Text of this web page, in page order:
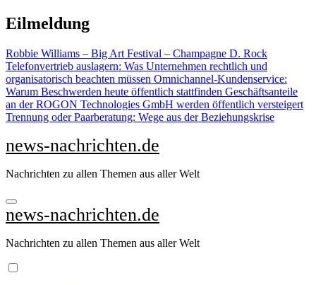
Zu
Inhalten
Eilmeldung
Robbie Williams – Big Art Festival – Champagne D. Rock
Telefonvertrieb auslagern: Was Unternehmen rechtlich und
organisatorisch beachten müssen Omnichannel-Kundenservice:
Warum Beschwerden heute öffentlich stattfinden Geschäftsanteile
an der ROGON Technologies GmbH werden öffentlich versteigert
Trennung oder Paarberatung: Wege aus der Beziehungskrise
news-nachrichten.de
Nachrichten zu allen Themen aus aller Welt
news-nachrichten.de
Nachrichten zu allen Themen aus aller Welt